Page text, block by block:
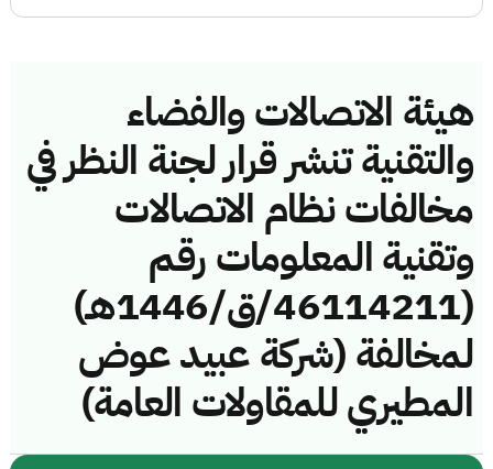
هيئة الاتصالات والفضاء
والتقنية تنشر قرار لجنة النظر في
مخالفات نظام الاتصالات
وتقنية المعلومات رقم
(46114211/ق/1446هـ)
لمخالفة (شركة عبيد عوض
المطيري للمقاولات العامة)